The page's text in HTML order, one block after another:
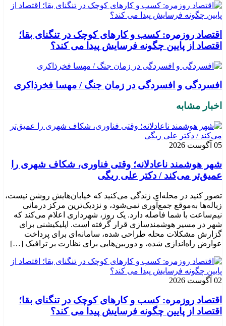
اقتصاد روزمره: کسب‌ و کارهای کوچک در تنگنای بقا؛
اقتصاد از پایین چگونه فرسایش پیدا می کند؟
افسردگی و افسردگی در زمان جنگ / مهسا فخرذاکری
اخبار مشابه
05 آگوست 2026
شهر هوشمند ناعادلانه؛ وقتی فناوری، شکاف شهری را
عمیق‌تر می‌کند / دکتر علی ریگی
تصور کنید در محله‌ای زندگی می‌کنید که خیابان‌هایش روشن نیست،
زباله‌ها به‌موقع جمع‌آوری نمی‌شود، و نزدیک‌ترین مرکز درمانی
نیم‌ساعت با شما فاصله دارد. یک روز، شهرداری اعلام می‌کند که
شهر در مسیر هوشمندسازی قرار گرفته است. اپلیکیشنی برای
گزارش مشکلات محله طراحی شده، سامانه‌ای برای پرداخت
عوارض راه‌اندازی شده، و دوربین‌هایی برای نظارت بر ترافیک […]
02 آگوست 2026
اقتصاد روزمره: کسب‌ و کارهای کوچک در تنگنای بقا؛
اقتصاد از پایین چگونه فرسایش پیدا می کند؟